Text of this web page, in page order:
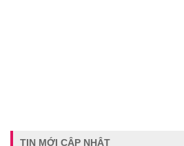
TIN MỚI CẬP NHẬT